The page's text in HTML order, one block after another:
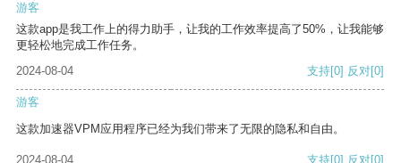
游客
这款app是我工作上的得力助手，让我的工作效率提高了50%，让我能够
更轻松地完成工作任务。
2024-08-04
支持[0] 反对[0]
游客
这款加速器VPM应用程序已经为我们带来了无限的隐私和自由。
2024-08-04 支持[0] 反对[0]